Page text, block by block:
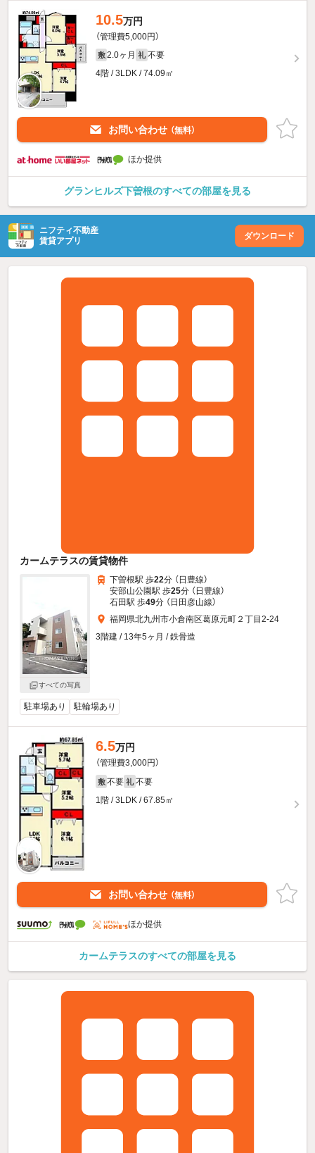
10.5万円
（管理費5,000円）
敷 2.0ヶ月 礼 不要
4階 / 3LDK / 74.09㎡
お問い合わせ （無料）
ほか提供
グランヒルズ下曽根のすべての部屋を見る
ニフティ不動産
賃貸アプリ
ダウンロード
カームテラスの賃貸物件
すべての写真
下曽根駅 歩22分 （日豊線）
安部山公園駅 歩25分 （日豊線）
石田駅 歩49分 （日田彦山線）
福岡県北九州市小倉南区葛原元町２丁目2-24
3階建 / 13年5ヶ月 / 鉄骨造
駐車場あり 駐輪場あり
6.5万円
（管理費3,000円）
敷 不要 礼 不要
1階 / 3LDK / 67.85㎡
お問い合わせ （無料）
ほか提供
カームテラスのすべての部屋を見る